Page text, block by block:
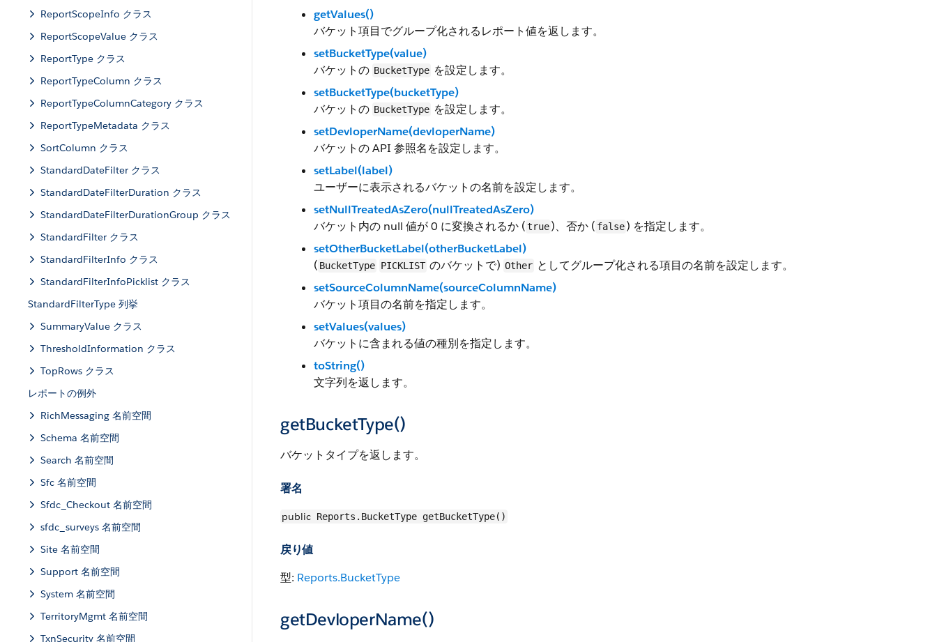
ReportScopeInfo クラス
ReportScopeValue クラス
ReportType クラス
ReportTypeColumn クラス
ReportTypeColumnCategory クラス
ReportTypeMetadata クラス
SortColumn クラス
StandardDateFilter クラス
StandardDateFilterDuration クラス
StandardDateFilterDurationGroup クラス
StandardFilter クラス
StandardFilterInfo クラス
StandardFilterInfoPicklist クラス
StandardFilterType 列挙
SummaryValue クラス
ThresholdInformation クラス
TopRows クラス
レポートの例外
RichMessaging 名前空間
Schema 名前空間
Search 名前空間
Sfc 名前空間
Sfdc_Checkout 名前空間
sfdc_surveys 名前空間
Site 名前空間
Support 名前空間
System 名前空間
TerritoryMgmt 名前空間
TxnSecurity 名前空間
getValues()
バケット項目でグループ化されるレポート値を返します。
setBucketType(value)
バケットの BucketType を設定します。
setBucketType(bucketType)
バケットの BucketType を設定します。
setDevloperName(devloperName)
バケットの API 参照名を設定します。
setLabel(label)
ユーザーに表示されるバケットの名前を設定します。
setNullTreatedAsZero(nullTreatedAsZero)
バケット内の null 値が 0 に変換されるか (true)、否か ( false) を指定します。
setOtherBucketLabel(otherBucketLabel)
( BucketType PICKLIST のバケットで) Other としてグループ化される項目の名前を設定します。
setSourceColumnName(sourceColumnName)
バケット項目の名前を指定します。
setValues(values)
バケットに含まれる値の種別を指定します。
toString()
文字列を返します。
getBucketType()
バケットタイプを返します。
署名
public Reports.BucketType getBucketType()
戻り値
型: Reports.BucketType
getDevloperName()